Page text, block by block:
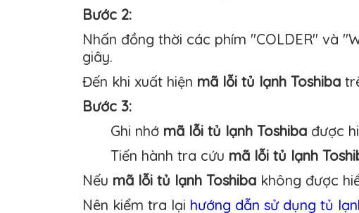
Bước 2:
Nhấn đồng thời các phím "COLDER" và
giây.
Đến khi xuất hiện mã lỗi tủ lạnh Toshiba
Bước 3:
Ghi nhớ mã lỗi tủ lạnh Toshiba được
Tiến hành tra cứu mã lỗi tủ lạnh
Nếu mã lỗi tủ lạnh Toshiba không được
Nên kiểm tra lại hướng dẫn sử dụng tủ